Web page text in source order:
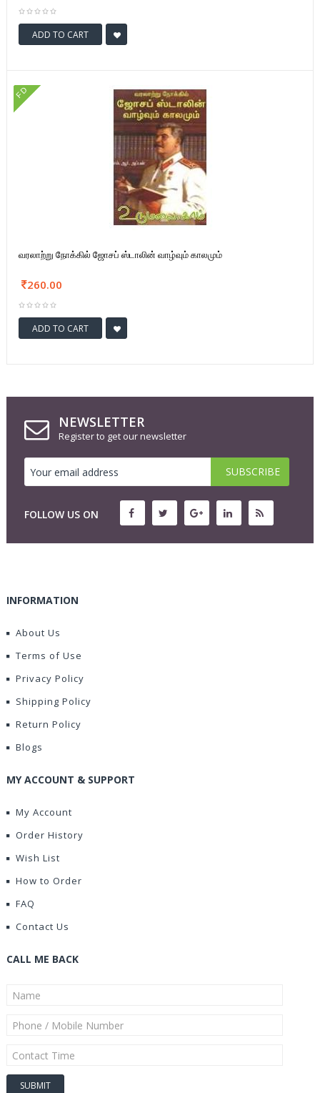
ADD TO CART
FD
வரலாற்று நோக்கில் ஜோசப் ஸ்டாலின் வாழ்வும் காலமும்
260.00
ADD TO CART
NEWSLETTER
Register to get our newsletter
FOLLOW US ON
INFORMATION
About Us
Terms of Use
Privacy Policy
Shipping Policy
Return Policy
Blogs
MY ACCOUNT & SUPPORT
My Account
Order History
Wish List
How to Order
FAQ
Contact Us
CALL ME BACK